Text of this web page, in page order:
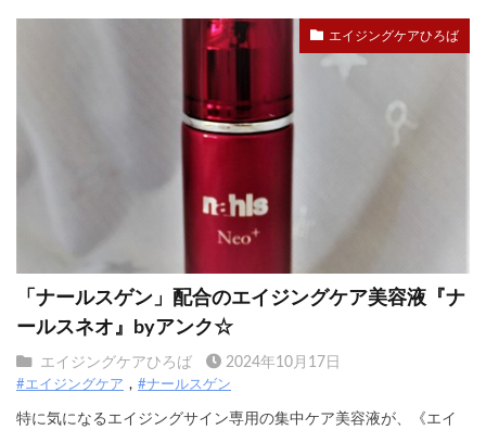
エイジングケアひろば
「ナールスゲン」配合のエイジングケア美容液『ナ
ールスネオ』byアンク☆
エイジングケアひろば 2024年10月17日
#エイジングケア #ナールスゲン
特に気になるエイジングサイン専用の集中ケア美容液が、《エイ